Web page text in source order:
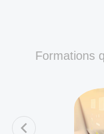
Formations